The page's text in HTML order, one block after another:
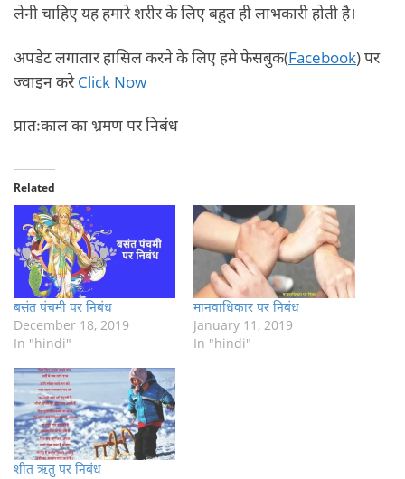
लेनी चाहिए यह हमारे शरीर के लिए बहुत ही लाभकारी होती है।
अपडेट लगातार हासिल करने के लिए हमे फेसबुक(Facebook) पर
ज्वाइन करेClick Now
प्रातःकाल का भ्रमण पर निबंध
Related
बसंत पंचमी पर निबंध
December 18, 2019
In "hindi"
मानवाधिकार पर निबंध
January 11, 2019
In "hindi"
शीत ऋतु पर निबंध